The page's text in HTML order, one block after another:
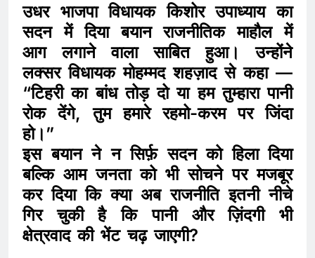
उधर भाजपा विधायक किशोर उपाध्याय का
सदन में दिया बयान राजनीतिक माहौल में
आग लगाने वाला साबित हुआ। उन्होंने
लक्सर विधायक मोहम्मद शहज़ाद से कहा —
“टिहरी का बांध तोड़ दो या हम तुम्हारा पानी
रोक देंगे, तुम हमारे रहमो-करम पर जिंदा
हो।”
इस बयान ने न सिर्फ़ सदन को हिला दिया
बल्कि आम जनता को भी सोचने पर मजबूर
कर दिया कि क्या अब राजनीति इतनी नीचे
गिर चुकी है कि पानी और ज़िंदगी भी
क्षेत्रवाद की भेंट चढ़ जाएगी?